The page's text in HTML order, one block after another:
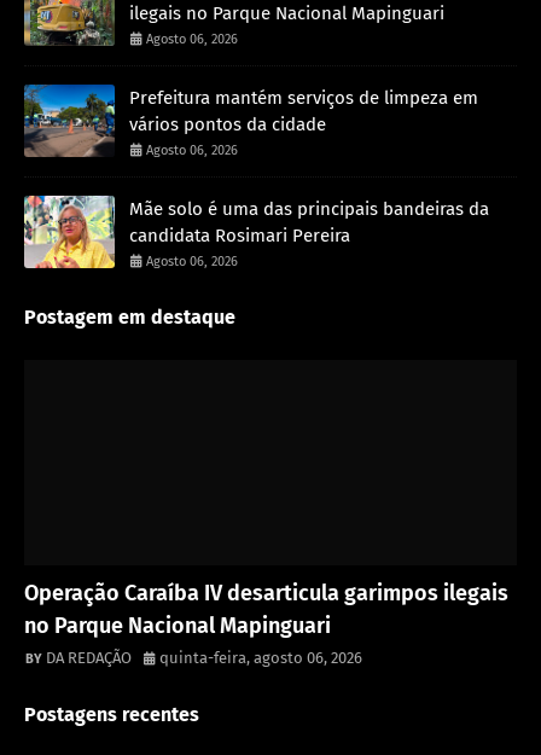
ilegais no Parque Nacional Mapinguari
Agosto 06, 2026
Prefeitura mantém serviços de limpeza em
vários pontos da cidade
Agosto 06, 2026
Mãe solo é uma das principais bandeiras da
candidata Rosimari Pereira
Agosto 06, 2026
Postagem em destaque
Operação Caraíba IV desarticula garimpos ilegais
no Parque Nacional Mapinguari
DA REDAÇÃO quinta-feira, agosto 06, 2026
Postagens recentes